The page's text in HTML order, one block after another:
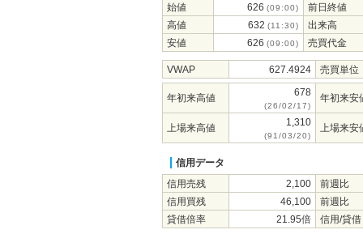
始値 626 (09:00)
前日終値
高値
632 (11:30)
出来高
安値
626 (09:00) 売買代金
VWAP 627.4924 売買単位
年初来高値 678
(26/02/17)
年初来安
上場来高値 1,310
(91/03/20)
上場来安
信用データ
信用売残
2,100
前週比
信用買残
46,100
前週比
貸借倍率
21.95倍 信用/貸借